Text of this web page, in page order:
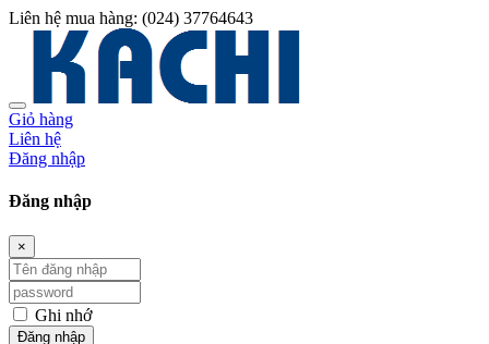
Liên hệ mua hàng: (024) 37764643
Giỏ hàng
Liên hệ
Đăng nhập
Đăng nhập
×
Ghi nhớ
Đăng nhập